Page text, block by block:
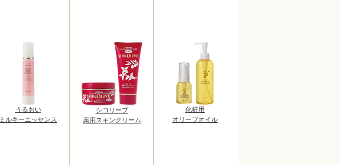
うるおい
ミルキーエッセンス
シコリーブ
薬用スキンクリーム
化粧用
オリーブオイル